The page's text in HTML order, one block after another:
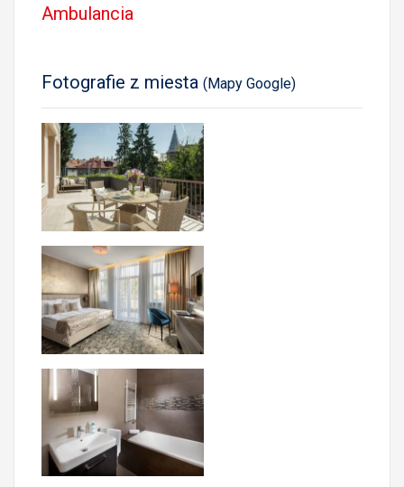
Ambulancia
Fotografie z miesta (Mapy Google)